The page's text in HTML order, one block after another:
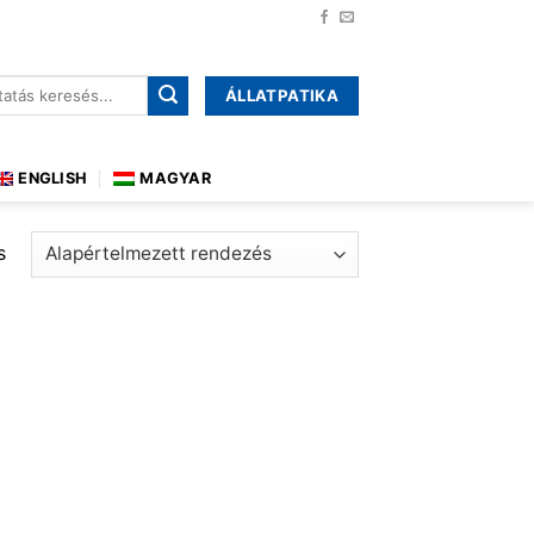
ÁLLATPATIKA
ENGLISH MAGYAR